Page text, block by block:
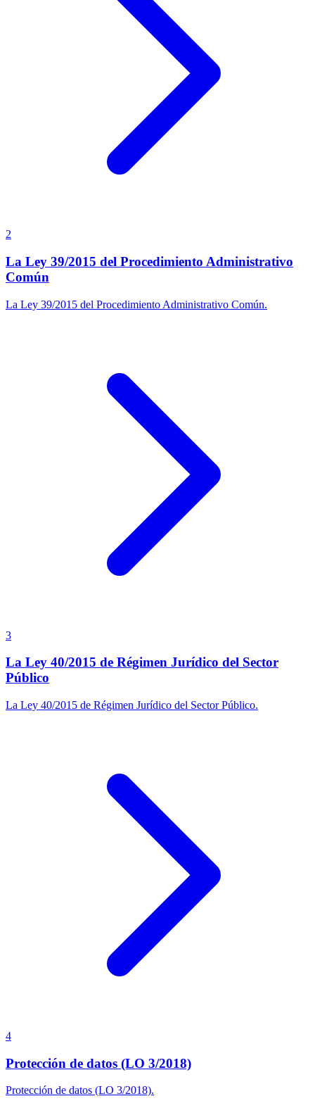
2
La Ley 39/2015 del Procedimiento Administrativo
Común
La Ley 39/2015 del Procedimiento Administrativo Común.
3
La Ley 40/2015 de Régimen Jurídico del Sector
Público
La Ley 40/2015 de Régimen Jurídico del Sector Público.
4
Protección de datos (LO 3/2018)
Protección de datos (LO 3/2018).